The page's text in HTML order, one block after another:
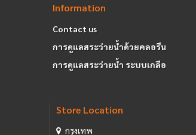
Information
Contact us
การดูแลสระว่ายน้ำด้วยคลอรีน
การดูแลสระว่ายน้ำ ระบบเกลือ
Store Location
กรุงเทพ